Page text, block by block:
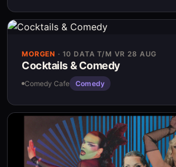
MORGEN · 10 DATA T/M VR 28 AUG
Cocktails & Comedy
Comedy Cafe Comedy